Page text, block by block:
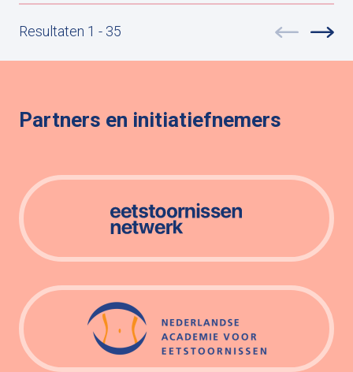
Resultaten 1 - 35
Partners en initiatiefnemers